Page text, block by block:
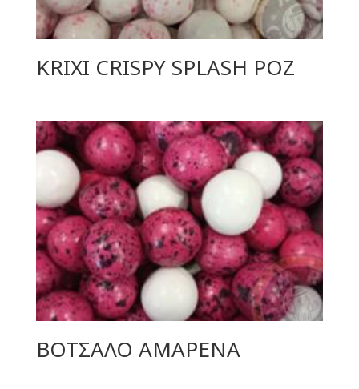
KRIXI CRISPY SPLASH ΡΟΖ
ΒΟΤΣΑΛΟ ΑΜΑΡΕΝΑ